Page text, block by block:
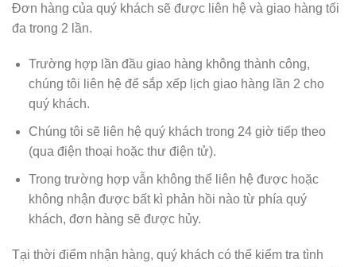
Đơn hàng của quý khách sẽ được liên hệ và giao hàng tối
đa trong 2 lần.
Trường hợp lần đầu giao hàng không thành công,
chúng tôi liên hệ để sắp xếp lịch giao hàng lần 2 cho
quý khách.
Chúng tôi sẽ liên hệ quý khách trong 24 giờ tiếp theo
(qua điện thoại hoặc thư điện tử).
Trong trường hợp vẫn không thể liên hệ được hoặc
không nhận được bất kì phản hồi nào từ phía quý
khách, đơn hàng sẽ được hủy.
Tại thời điểm nhận hàng, quý khách có thể kiểm tra tình